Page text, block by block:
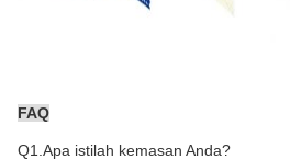
FAQ
Q1.Apa istilah kemasan Anda?